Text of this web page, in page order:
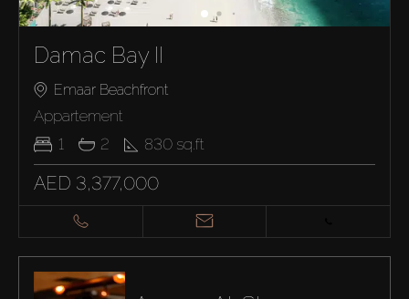
Damac Bay II
Emaar Beachfront
Appartement
1
2 830 sq.ft
AED 3,377,000